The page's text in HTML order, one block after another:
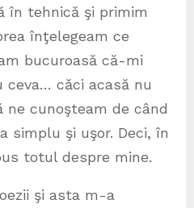
în tehnică şi primim
înţelegeam ce
bucuroasă că-mi
căci acasă nu
ne cunoşteam de când
simplu şi uşor. Deci, în
totul despre mine.
şi asta m-a